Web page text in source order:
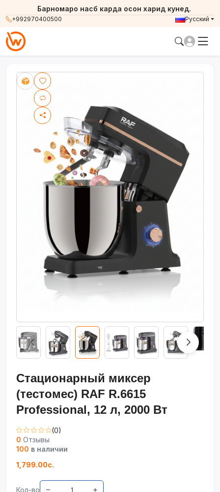
+992970400500
Барномаро насб карда осон харид кунед.
Русский
Стационарный миксер
(тестомес) RAF R.6615
Professional, 12 л, 2000 Вт
(0)
0 Отзывы
100 в наличии
1,799.00с.
Кол-во